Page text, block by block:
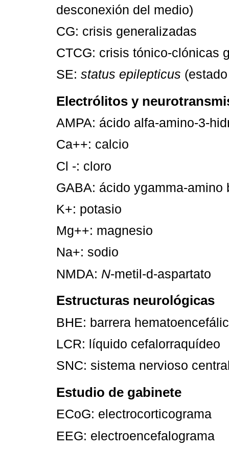
desconexión del medio)
CG: crisis generalizadas
CTCG: crisis tónico-clónicas
SE: status epilepticus
Electrólitos y
AMPA: ácido alfa-amino-3-
Ca++: calcio
Cl -: cloro
GABA: ácido ygamma-amino
K+: potasio
Mg++: magnesio
Na+: sodio
NMDA: N-metil-d-aspartato
Estructuras neurológicas
BHE: barrera
LCR: líquido cefalorraquídeo
SNC: sistema nervioso
Estudio de gabinete
ECoG: electrocorticograma
EEG: electroencefalograma